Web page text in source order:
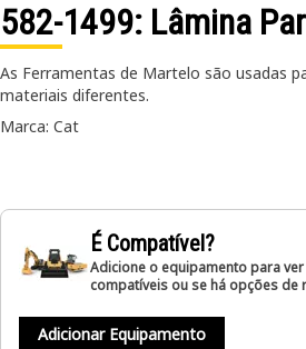
582-1499: Lâmina
As Ferramentas de Martelo são usadas
materiais diferentes.
Marca: Cat
É Compatível?
Adicione o equipamento para
compatíveis ou se há opções
Adicionar Equipamento